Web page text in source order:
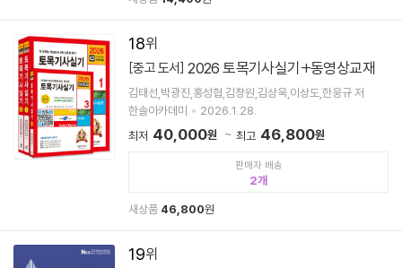
18
[중고 도서] 2026 토목기사실기+동영상교재
김태선,박광진,홍성협,김창원,김상욱,이상도,한웅규 저
한솔아카데미
2026.1.28.
최저 40,000원 최고 46,800원
판매자 배송
2
새상품 46,800원
19